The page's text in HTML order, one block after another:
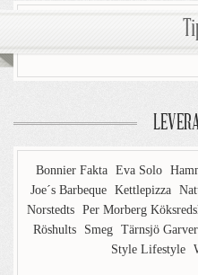
Bonnier Fakta Eva Solo
Joe´s Barbeque Kettlepizza
Norstedts Per Morberg
Röshults
Smeg Tärnsjö
Style Lifestyle